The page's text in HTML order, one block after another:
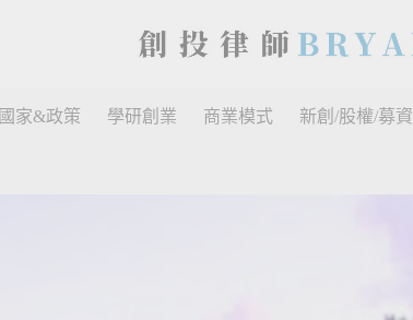
國家&政策 學研創業 商業模式 新創/股權/募資